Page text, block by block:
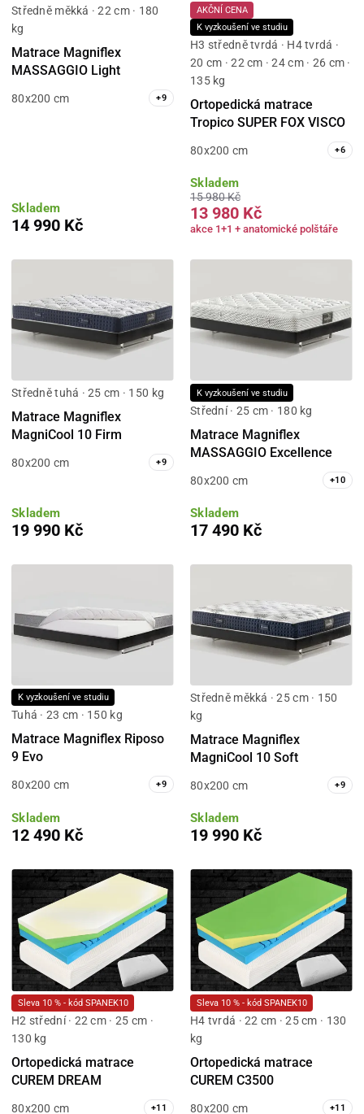
Středně měkká · 22 cm · 180
kg
Matrace Magniflex
MASSAGGIO Light
80x200 cm +9
Skladem
14 990 Kč
AKČNÍ CENA
K vyzkoušení ve studiu
H3 středně tvrdá · H4 tvrdá ·
20 cm · 22 cm · 24 cm · 26 cm ·
135 kg
Ortopedická matrace
Tropico SUPER FOX VISCO
80x200 cm +6
Skladem
15 980 Kč
13 980 Kč
akce 1+1 + anatomické polštáře
Středně tuhá · 25 cm · 150 kg
Matrace Magniflex
MagniCool 10 Firm
80x200 cm +9
Skladem
19 990 Kč
K vyzkoušení ve studiu
Střední · 25 cm · 180 kg
Matrace Magniflex
MASSAGGIO Excellence
80x200 cm +10
Skladem
17 490 Kč
K vyzkoušení ve studiu
Tuhá · 23 cm · 150 kg
Matrace Magniflex Riposo
9 Evo
80x200 cm +9
Skladem
12 490 Kč
Středně měkká · 25 cm · 150
kg
Matrace Magniflex
MagniCool 10 Soft
80x200 cm +9
Skladem
19 990 Kč
Sleva 10 % - kód SPANEK10
H2 střední · 22 cm · 25 cm ·
130 kg
Ortopedická matrace
CUREM DREAM
80x200 cm +11
Sleva 10 % - kód SPANEK10
H4 tvrdá · 22 cm · 25 cm · 130
kg
Ortopedická matrace
CUREM C3500
80x200 cm +11